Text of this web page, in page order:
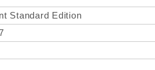
Standard Edition